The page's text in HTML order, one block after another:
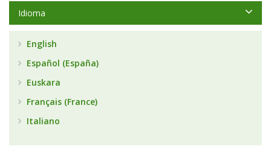
Idioma
English
Español (España)
Euskara
Français (France)
Italiano